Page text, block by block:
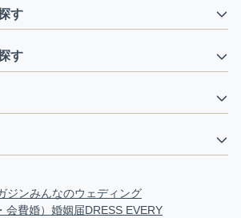
す
す
ジンみんなのウェディング
費婚） 婚姻届DRESS EVERY